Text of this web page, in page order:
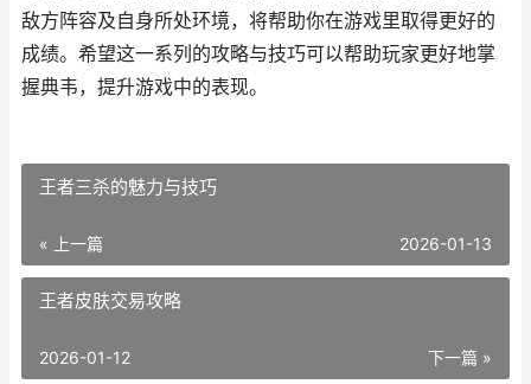
敌方阵容及自身所处环境，将帮助你在游戏里取得更好的
成绩。希望这一系列的攻略与技巧可以帮助玩家更好地掌
握典韦，提升游戏中的表现。
王者三杀的魅力与技巧
« 上一篇 2026-01-13
王者皮肤交易攻略
下一篇 »
2026-01-12